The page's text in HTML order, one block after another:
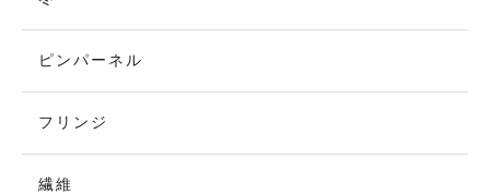
ピンパーネル
フリンジ
繊維